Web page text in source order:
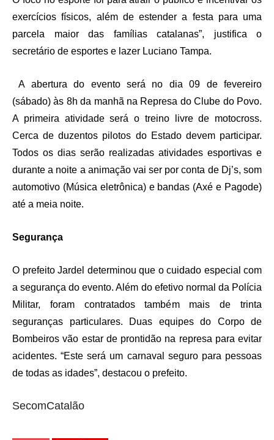
exercícios físicos, além de estender a festa para uma
parcela maior das famílias catalanas”, justifica o
secretário de esportes e lazer Luciano Tampa.
A abertura do evento será no dia 09 de fevereiro
(sábado) às 8h da manhã na Represa do Clube do Povo.
A primeira atividade será o treino livre de motocross.
Cerca de duzentos pilotos do Estado devem participar.
Todos os dias serão realizadas atividades esportivas e
durante a noite a animação vai ser por conta de Dj’s, som
automotivo (Música eletrônica) e bandas (Axé e Pagode)
até a meia noite.
Segurança
O prefeito Jardel determinou que o cuidado especial com
a segurança do evento. Além do efetivo normal da Polícia
Militar, foram contratados também mais de trinta
seguranças particulares. Duas equipes do Corpo de
Bombeiros vão estar de prontidão na represa para evitar
acidentes. “Este será um carnaval seguro para pessoas
de todas as idades”, destacou o prefeito.
SecomCatalão